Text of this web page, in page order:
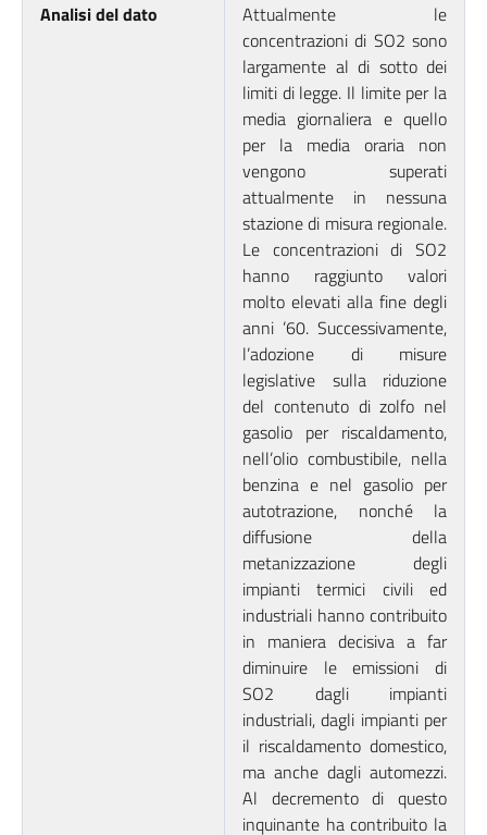
Analisi del dato
Attualmente le
concentrazioni di SO2 sono
largamente al di sotto dei
limiti di legge. Il limite per la
media giornaliera e quello
per la media oraria non
vengono superati
attualmente in nessuna
stazione di misura regionale.
Le concentrazioni di SO2
hanno raggiunto valori
molto elevati alla fine degli
anni ’60. Successivamente,
l’adozione di misure
legislative sulla riduzione
del contenuto di zolfo nel
gasolio per riscaldamento,
nell’olio combustibile, nella
benzina e nel gasolio per
autotrazione, nonché la
diffusione della
metanizzazione degli
impianti termici civili ed
industriali hanno contribuito
in maniera decisiva a far
diminuire le emissioni di
SO2 dagli impianti
industriali, dagli impianti per
il riscaldamento domestico,
ma anche dagli automezzi.
Al decremento di questo
inquinante ha contribuito la